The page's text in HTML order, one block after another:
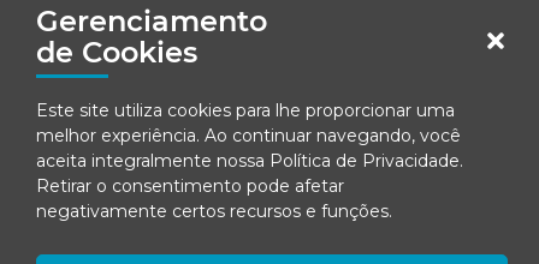
Gerenciamento
de Cookies
Este site utiliza cookies para lhe proporcionar uma
melhor experiência. Ao continuar navegando, você
aceita integralmente nossa Política de Privacidade.
Retirar o consentimento pode afetar
negativamente certos recursos e funções.
Assine nossa
Nome*
Email*
Concordo em receber comunicações da Fenacon.